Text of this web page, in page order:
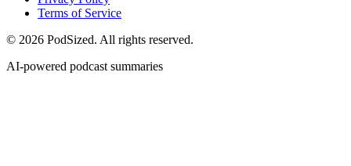
Terms of Service
© 2026 PodSized. All rights reserved.
AI-powered podcast summaries